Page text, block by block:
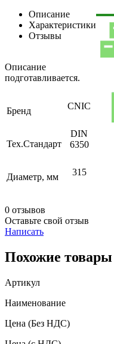
Описание
Характеристики
Отзывы
Описание
подготавливается.
Бренд CNIC
Тех.Стандарт
DIN
6350
Диаметр, мм 315
0 отзывов
Оставьте свой отзыв
Написать
Похожие товары
Артикул
Наименование
Цена (Без НДС)